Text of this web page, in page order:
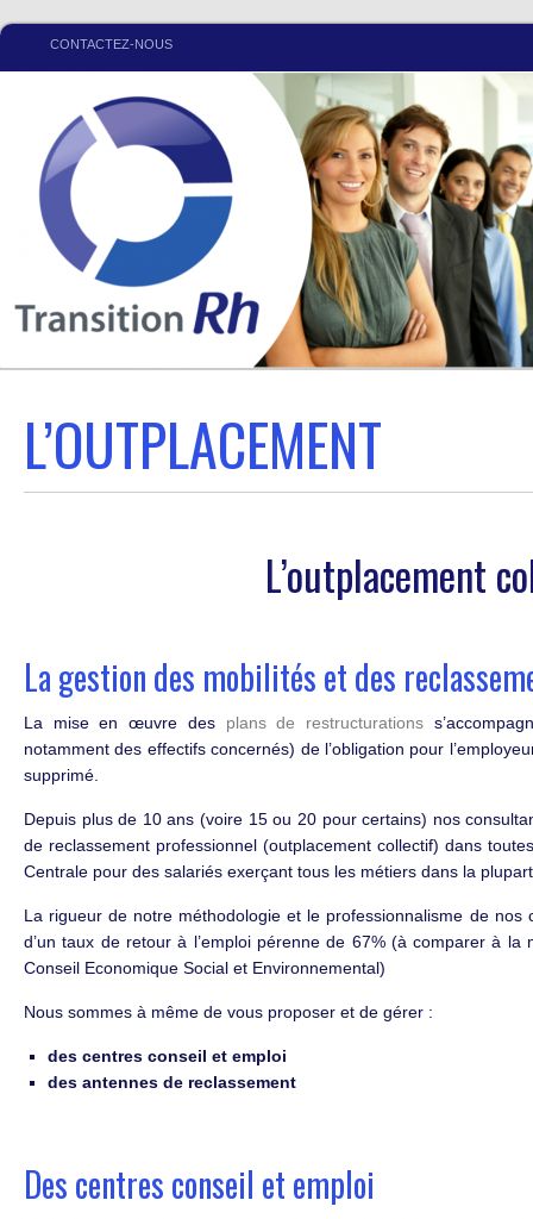
CONTACTEZ-NOUS
L’OUTPLACEMENT
L’outplacement
La gestion des mobilités et des
La mise en œuvre des plans de restructurations
notamment des effectifs concernés) de l’obligation pour
supprimé.
Depuis plus de 10 ans (voire 15 ou 20 pour certains) nos
de reclassement professionnel (outplacement collectif) dans
Centrale pour des salariés exerçant tous les métiers dans la
La rigueur de notre méthodologie et le professionnalisme de
d’un taux de retour à l’emploi pérenne de 67% (à comparer à
Conseil Economique Social et Environnemental)
Nous sommes à même de vous proposer et de gérer :
des centres conseil et emploi
des antennes de reclassement
Des centres conseil et emploi